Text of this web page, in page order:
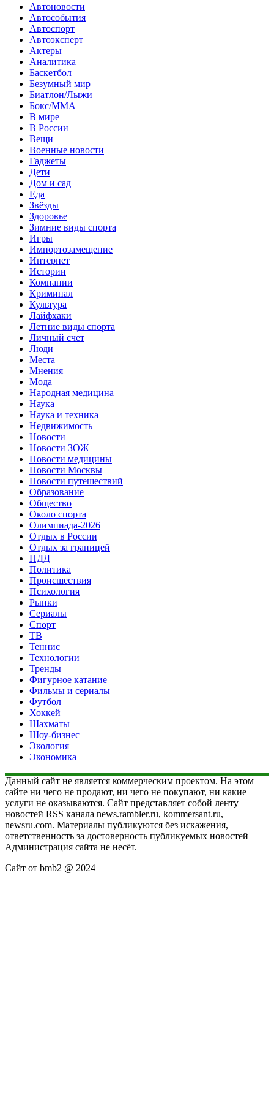
Автоновости
Автособытия
Автоспорт
Автоэксперт
Актеры
Аналитика
Баскетбол
Безумный мир
Биатлон/Лыжи
Бокс/MMA
В мире
В России
Вещи
Военные новости
Гаджеты
Дети
Дом и сад
Еда
Звёзды
Здоровье
Зимние виды спорта
Игры
Импортозамещение
Интернет
Истории
Компании
Криминал
Культура
Лайфхаки
Летние виды спорта
Личный счет
Люди
Места
Мнения
Мода
Народная медицина
Наука
Наука и техника
Недвижимость
Новости
Новости ЗОЖ
Новости медицины
Новости Москвы
Новости путешествий
Образование
Общество
Около спорта
Олимпиада-2026
Отдых в России
Отдых за границей
ПДД
Политика
Происшествия
Психология
Рынки
Сериалы
Спорт
ТВ
Теннис
Технологии
Тренды
Фигурное катание
Фильмы и сериалы
Футбол
Хоккей
Шахматы
Шоу-бизнес
Экология
Экономика
Данный сайт не является коммерческим проектом. На этом
сайте ни чего не продают, ни чего не покупают, ни какие
услуги не оказываются. Сайт представляет собой ленту
новостей RSS канала news.rambler.ru, kommersant.ru,
newsru.com. Материалы публикуются без искажения,
ответственность за достоверность публикуемых новостей
Администрация сайта не несёт.
Сайт от bmb2 @ 2024